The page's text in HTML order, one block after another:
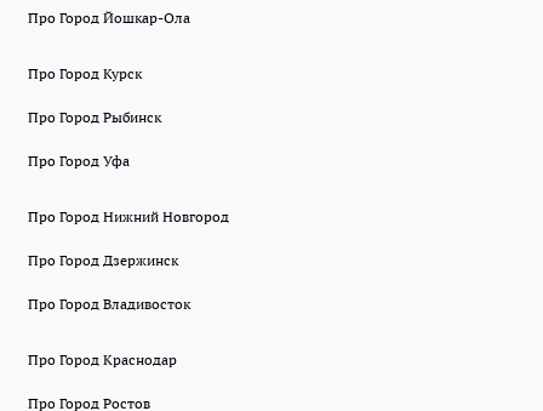
Про Город Йошкар-Ола
Про Город Курск
Про Город Рыбинск
Про Город Уфа
Про Город Нижний Новгород
Про Город Дзержинск
Про Город Владивосток
Про Город Краснодар
Про Город Ростов